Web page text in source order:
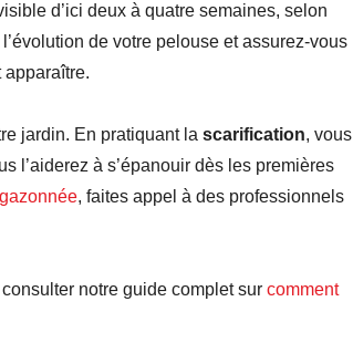
d’ici deux à quatre semaines, selon
de votre pelouse et assurez-vous
apparaître.
jardin. En pratiquant la scarification, vous
l’aiderez à s’épanouir dès les premières
, faites appel à des professionnels
notre guide complet sur comment